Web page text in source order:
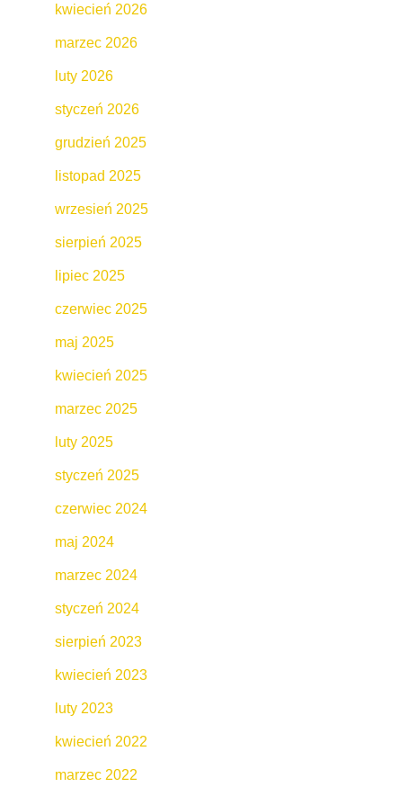
kwiecień 2026
marzec 2026
luty 2026
styczeń 2026
grudzień 2025
listopad 2025
wrzesień 2025
sierpień 2025
lipiec 2025
czerwiec 2025
maj 2025
kwiecień 2025
marzec 2025
luty 2025
styczeń 2025
czerwiec 2024
maj 2024
marzec 2024
styczeń 2024
sierpień 2023
kwiecień 2023
luty 2023
kwiecień 2022
marzec 2022